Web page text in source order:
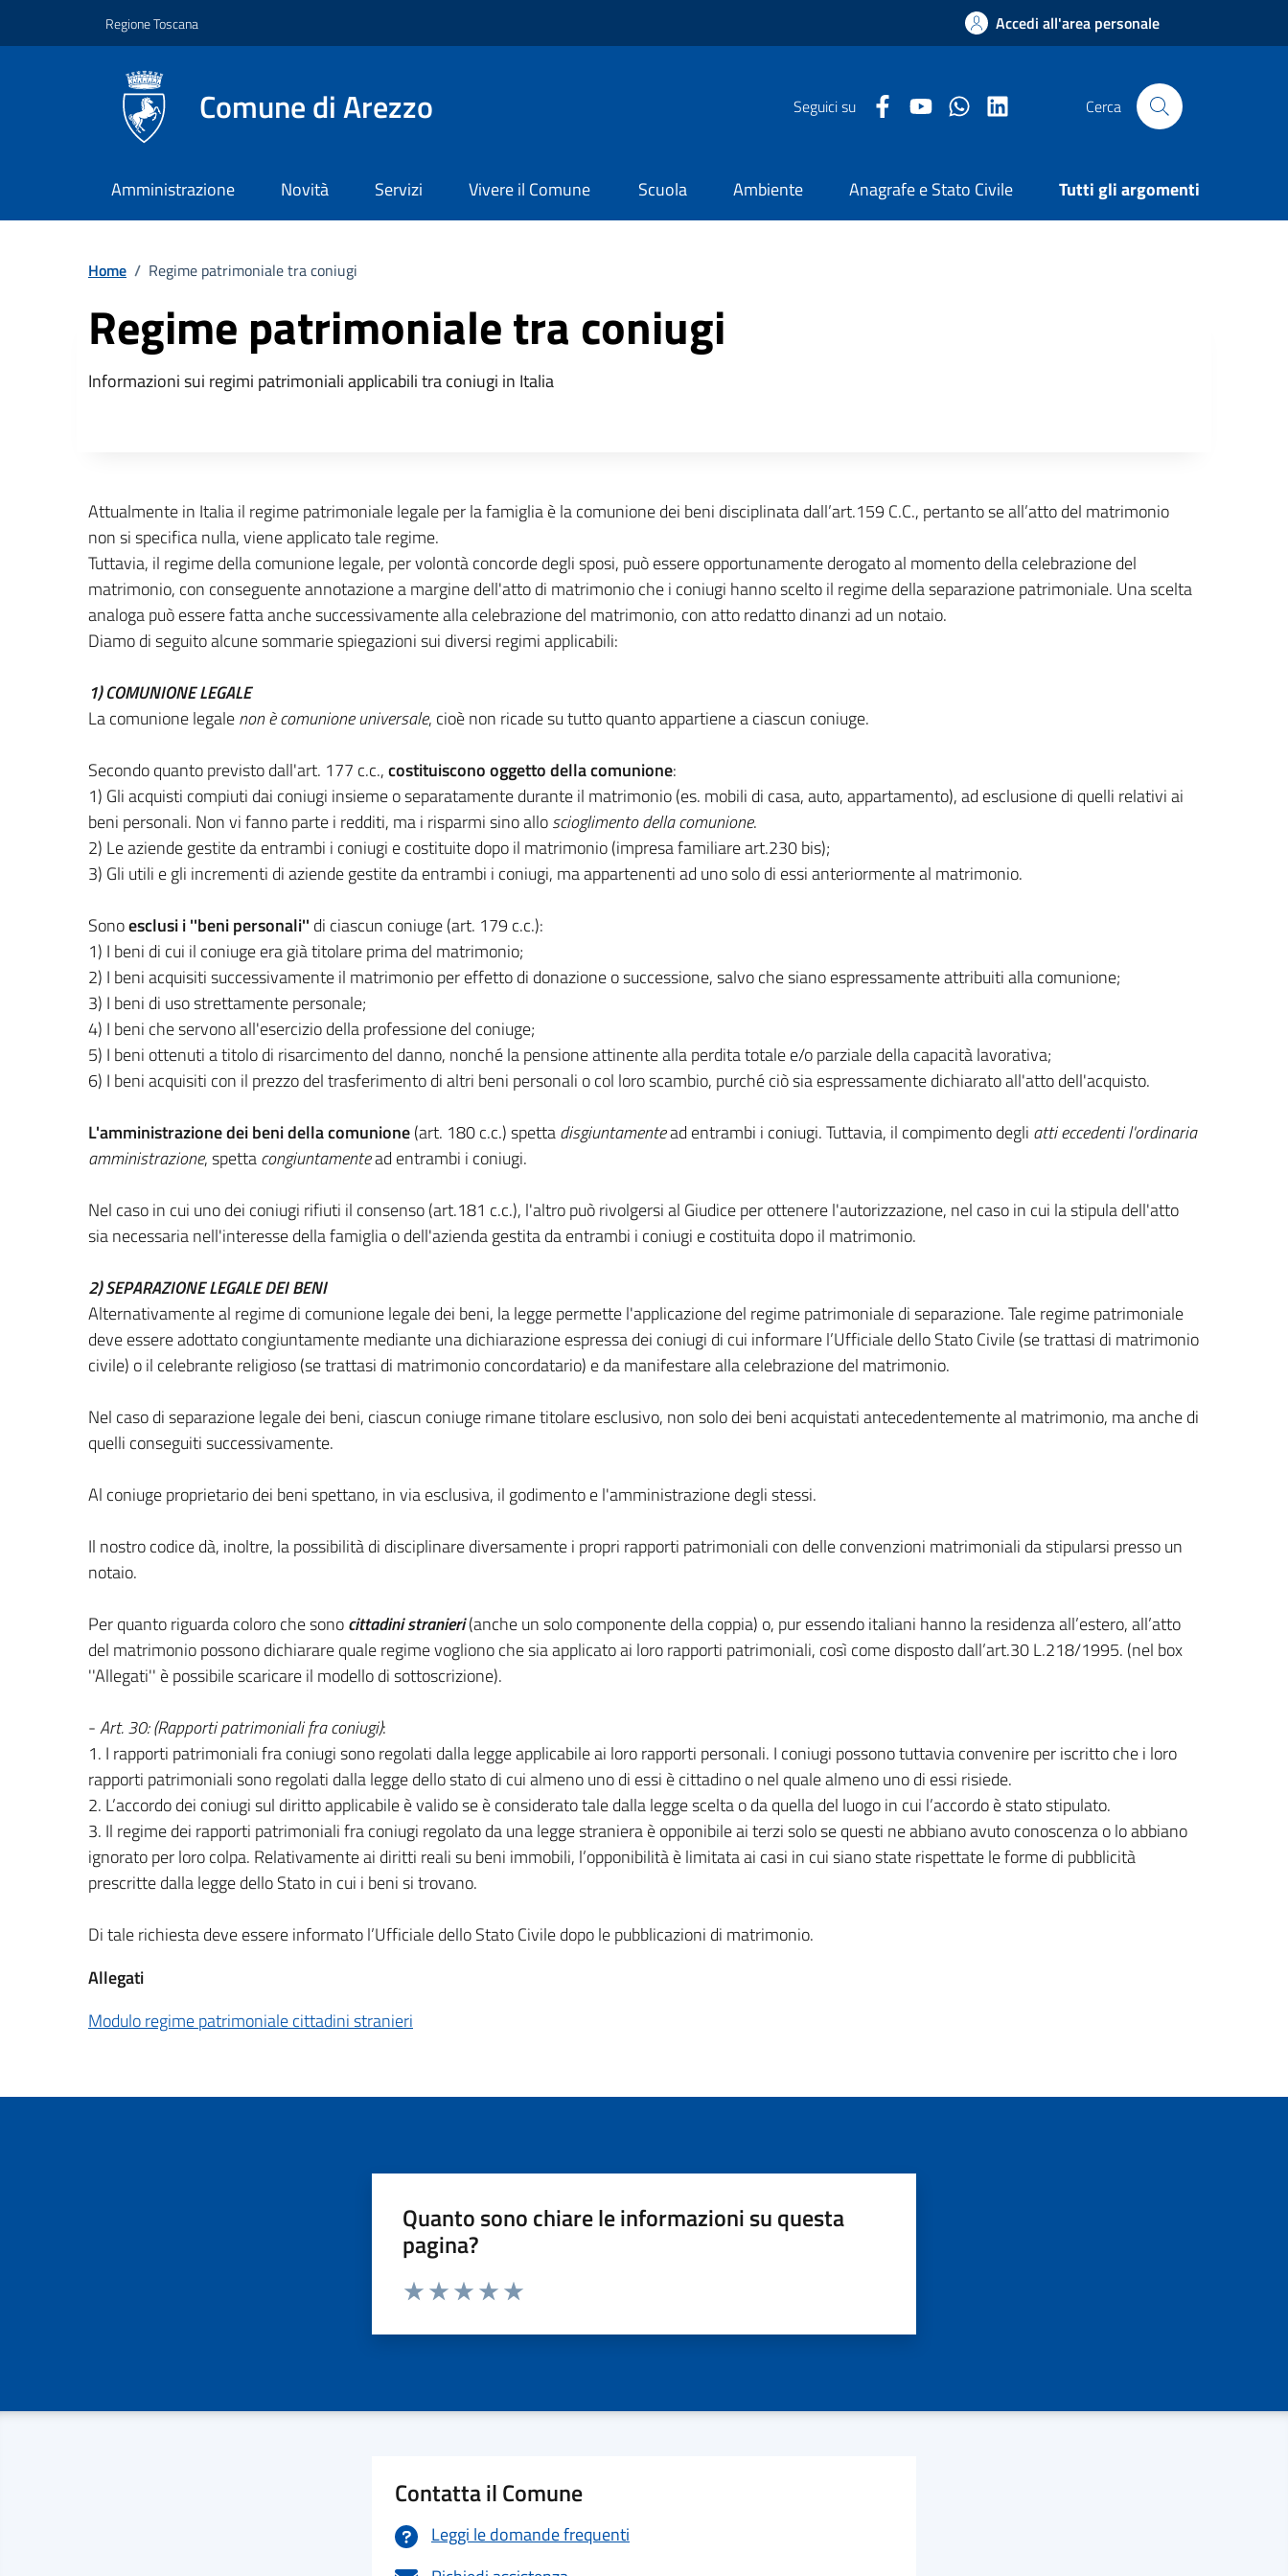
Regione Toscana Accedi all'area personale
Comune di Arezzo Seguici su Facebook Comune di Arezzo
Youtube Comune di Arezzo
Twitter Comune di Arezzo
LinkedIn Comune di Arezzo
Cerca
Amministrazione Novità Servizi Vivere il Comune Scuola Ambiente Anagrafe e Stato Civile Tutti gli argomenti
Home / Regime patrimoniale tra coniugi
Regime patrimoniale tra coniugi
Descrizione breve
Informazioni sui regimi patrimoniali applicabili tra coniugi in Italia
Descrizione completa
Attualmente in Italia il regime patrimoniale legale per la famiglia è la comunione dei beni disciplinata dall’art.159 C.C., pertanto se all’atto del matrimonio
non si specifica nulla, viene applicato tale regime.
Tuttavia, il regime della comunione legale, per volontà concorde degli sposi, può essere opportunamente derogato al momento della celebrazione del
matrimonio, con conseguente annotazione a margine dell'atto di matrimonio che i coniugi hanno scelto il regime della separazione patrimoniale. Una scelta
analoga può essere fatta anche successivamente alla celebrazione del matrimonio, con atto redatto dinanzi ad un notaio.
Diamo di seguito alcune sommarie spiegazioni sui diversi regimi applicabili:
1) COMUNIONE LEGALE
La comunione legalenon è comunione universale, cioè non ricade su tutto quanto appartiene a ciascun coniuge.
Secondo quanto previsto dall'art. 177 c.c.,costituiscono oggetto della comunione:
1) Gli acquisti compiuti dai coniugi insieme o separatamente durante il matrimonio (es. mobili di casa, auto, appartamento), ad esclusione di quelli relativi ai
beni personali. Non vi fanno parte i redditi, ma i risparmi sino alloscioglimento della comunione.
2) Le aziende gestite da entrambi i coniugi e costituite dopo il matrimonio (impresa familiare art.230 bis);
3) Gli utili e gli incrementi di aziende gestite da entrambi i coniugi, ma appartenenti ad uno solo di essi anteriormente al matrimonio.
Sonoesclusi i ''beni personali'' di ciascun coniuge (art. 179 c.c.):
1) I beni di cui il coniuge era già titolare prima del matrimonio;
2) I beni acquisiti successivamente il matrimonio per effetto di donazione o successione, salvo che siano espressamente attribuiti alla comunione;
3) I beni di uso strettamente personale;
4) I beni che servono all'esercizio della professione del coniuge;
5) I beni ottenuti a titolo di risarcimento del danno, nonché la pensione attinente alla perdita totale e/o parziale della capacità lavorativa;
6) I beni acquisiti con il prezzo del trasferimento di altri beni personali o col loro scambio, purché ciò sia espressamente dichiarato all'atto dell'acquisto.
L'amministrazione dei beni della comunione(art. 180 c.c.) spettadisgiuntamentead entrambi i coniugi. Tuttavia, il compimento degli atti eccedenti l'ordinaria
amministrazione, spettacongiuntamentead entrambi i coniugi.
Nel caso in cui uno dei coniugi rifiuti il consenso (art.181 c.c.), l'altro può rivolgersi al Giudice per ottenere l'autorizzazione, nel caso in cui la stipula dell'atto
sia necessaria nell'interesse della famiglia o dell'azienda gestita da entrambi i coniugi e costituita dopo il matrimonio.
2) SEPARAZIONE LEGALE DEI BENI
Alternativamente al regime di comunione legale dei beni, la legge permette l'applicazione del regime patrimoniale di separazione. Tale regime patrimoniale
deve essere adottato congiuntamente mediante una dichiarazione espressa dei coniugi di cui informare l’Ufficiale dello Stato Civile (se trattasi di matrimonio
civile) o il celebrante religioso (se trattasi di matrimonio concordatario) e da manifestare alla celebrazione del matrimonio.
Nel caso di separazione legale dei beni, ciascun coniuge rimane titolare esclusivo, non solo dei beni acquistati antecedentemente al matrimonio, ma anche di
quelli conseguiti successivamente.
Al coniuge proprietario dei beni spettano, in via esclusiva, il godimento e l'amministrazione degli stessi.
Il nostro codice dà, inoltre, la possibilità di disciplinare diversamente i propri rapporti patrimoniali con delle convenzioni matrimoniali da stipularsi presso un
notaio.
Per quanto riguarda coloro che sonocittadini stranieri(anche un solo componente della coppia) o, pur essendo italiani hanno la residenza all’estero, all’atto
del matrimonio possono dichiarare quale regime vogliono che sia applicato ai loro rapporti patrimoniali, così come disposto dall’art.30 L.218/1995. (nel box
''Allegati'' è possibile scaricare il modello di sottoscrizione).
-Art. 30: (Rapporti patrimoniali fra coniugi):
1. I rapporti patrimoniali fra coniugi sono regolati dalla legge applicabile ai loro rapporti personali. I coniugi possono tuttavia convenire per iscritto che i loro
rapporti patrimoniali sono regolati dalla legge dello stato di cui almeno uno di essi è cittadino o nel quale almeno uno di essi risiede.
2. L’accordo dei coniugi sul diritto applicabile è valido se è considerato tale dalla legge scelta o da quella del luogo in cui l’accordo è stato stipulato.
3. Il regime dei rapporti patrimoniali fra coniugi regolato da una legge straniera è opponibile ai terzi solo se questi ne abbiano avuto conoscenza o lo abbiano
ignorato per loro colpa. Relativamente ai diritti reali su beni immobili, l’opponibilità è limitata ai casi in cui siano state rispettate le forme di pubblicità
prescritte dalla legge dello Stato in cui i beni si trovano.
Di tale richiesta deve essere informato l’Ufficiale dello Stato Civile dopo le pubblicazioni di matrimonio.
Allegati
Modulo regime patrimoniale cittadini stranieri
Quanto sono chiare le informazioni su questa
pagina?
Valuta da 1 a 5 stelle la pagina
Contatta il Comune
Leggi le domande frequenti